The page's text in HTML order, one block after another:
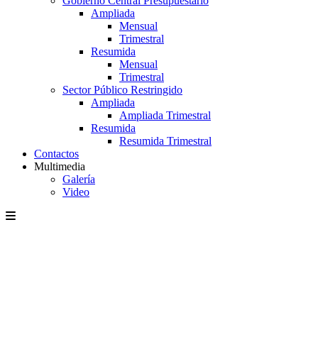
Ampliada
Mensual
Trimestral
Resumida
Mensual
Trimestral
Sector Público Restringido
Ampliada
Ampliada Trimestral
Resumida
Resumida Trimestral
Contactos
Multimedia
Galería
Video